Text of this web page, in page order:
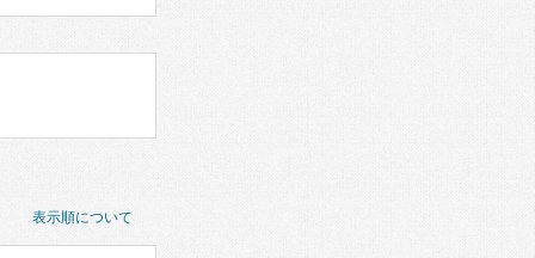
表示順について